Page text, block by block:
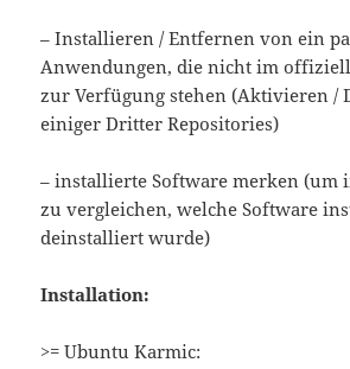
– Installieren / Entfernen von ein
Anwendungen, die nicht im
zur Verfügung stehen (Aktivieren /
einiger Dritter Repositories)
– installierte Software merken (um
zu vergleichen, welche Software
deinstalliert wurde)
Installation:
>= Ubuntu Karmic: